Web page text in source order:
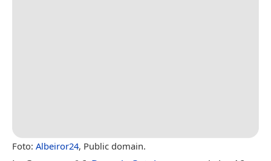
Foto: Albeiror24, Public domain.